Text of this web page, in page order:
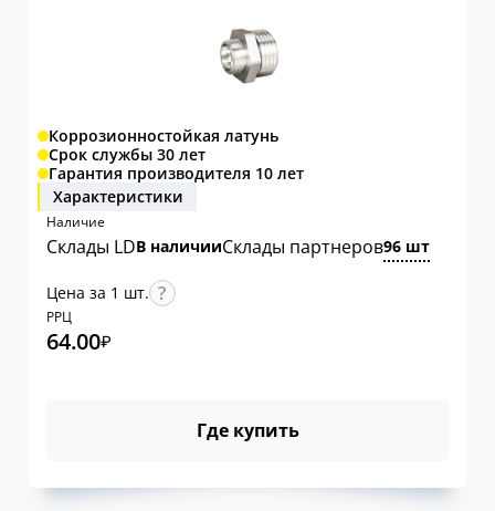
Коррозионностойкая латунь
Срок службы 30 лет
Гарантия производителя 10 лет
Характеристики
Наличие
Склады LDВ наличииСклады партнеров96 шт
Цена за 1 шт.
РРЦ
64.00₽
Где купить